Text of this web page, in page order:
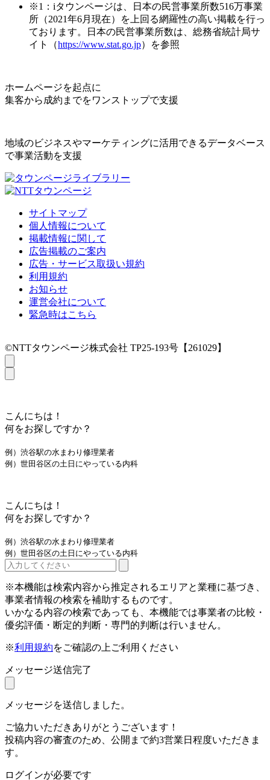
※1：iタウンページは、日本の民営事業所数516万事業
所（2021年6月現在）を上回る網羅性の高い掲載を行っ
ております。日本の民営事業所数は、総務省統計局サ
イト（https://www.stat.go.jp）を参照
ホームページを起点に
集客から成約までをワンストップで支援
地域のビジネスやマーケティングに活用できるデータベース
で事業活動を支援
サイトマップ
個人情報について
掲載情報に関して
広告掲載のご案内
広告・サービス取扱い規約
利用規約
お知らせ
運営会社について
緊急時はこちら
©NTTタウンページ株式会社 TP25-193号【261029】
こんにちは！
何をお探しですか？
例）渋谷駅の水まわり修理業者
例）世田谷区の土日にやっている内科
こんにちは！
何をお探しですか？
例）渋谷駅の水まわり修理業者
例）世田谷区の土日にやっている内科
※本機能は検索内容から推定されるエリアと業種に基づき、
事業者情報の検索を補助するものです。
いかなる内容の検索であっても、本機能では事業者の比較・
優劣評価・断定的判断・専門的判断は行いません。
※利用規約をご確認の上ご利用ください
メッセージ送信完了
メッセージを送信しました。
ご協力いただきありがとうございます！
投稿内容の審査のため、公開まで約3営業日程度いただきま
す。
ログインが必要です